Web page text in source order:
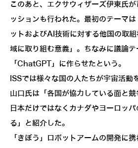
このあと、エクサウィザーズ伊東氏
ッションも行われた。最初のテーマ
ットおよびAI技術に対する他国の取
域に取り組む意義」。ちなみに議論テ
「ChatGPT」に作らせたという。
ISSでは様々な国の人たちが宇宙活
山口氏は「各国が協力している面と競
日本だけではなくカナダやヨーロッ
る」と紹介した。
「きぼう」ロボットアームの開発に